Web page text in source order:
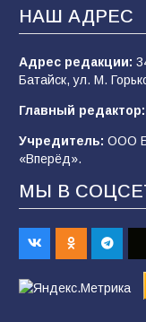
В Батайске
104
после
103
В детском
строительные
спортивного
НАШ АДРЕС
Адрес редакции:
Батайск, ул. М.
Главный редактор:
Учредитель: ООО
«Вперёд».
МЫ В